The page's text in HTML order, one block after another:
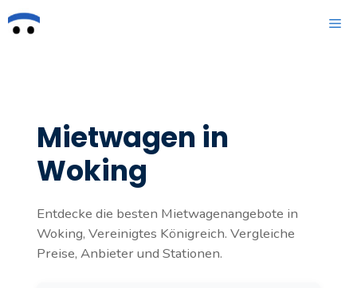
Zum
Inhalt
Mietwagen in
Woking
Entdecke die besten Mietwagenangebote in
Woking, Vereinigtes Königreich. Vergleiche
Preise, Anbieter und Stationen.